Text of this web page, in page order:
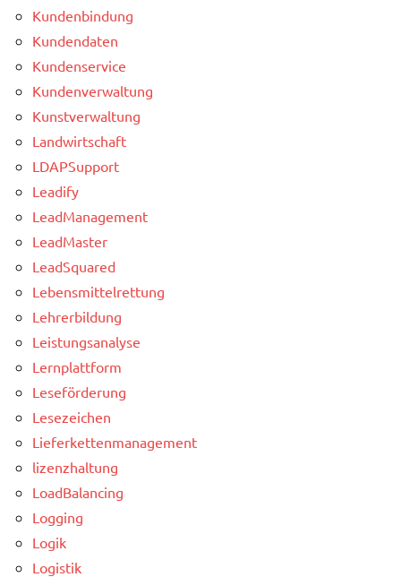
Kundenbindung
Kundendaten
Kundenservice
Kundenverwaltung
Kunstverwaltung
Landwirtschaft
LDAPSupport
Leadify
LeadManagement
LeadMaster
LeadSquared
Lebensmittelrettung
Lehrerbildung
Leistungsanalyse
Lernplattform
Leseförderung
Lesezeichen
Lieferkettenmanagement
lizenzhaltung
LoadBalancing
Logging
Logik
Logistik